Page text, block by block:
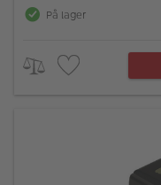
På lager